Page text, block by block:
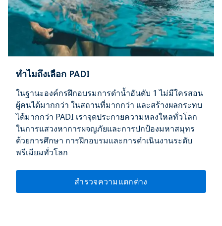
ทำไมถึงเลือก PADI
ในฐานะองค์กรฝึกอบรมการดำน้ำอันดับ 1 ไม่มีใครสอน
ผู้คนได้มากกว่า ในสถานที่มากกว่า และสร้างผลกระทบ
ได้มากกว่า PADI เราจุดประกายความหลงใหลทั่วโลก
ในการแสวงหาการผจญภัยและการปกป้องมหาสมุทร
ด้วยการศึกษา การฝึกอบรมและการดำเนินงานระดับ
พรีเมียมทั่วโลก
สำรวจความแตกต่าง